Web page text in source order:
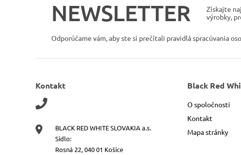
NEWSLETTER
Získajte
výrobky,
Odporúčame vám, aby ste si prečítali pravidlá spracúvania
Kontakt
BLACK RED WHITE SLOVAKIA a.s.
Sídlo:
Rosná 22, 040 01 Košice
Black Red
O spoločnosti
Kontakt
Mapa stránky